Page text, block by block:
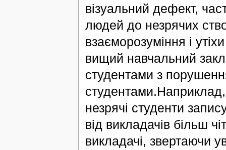
візуальний дефект,
людей до незрячих
взаєморозуміння і
вищий навчальний
студентами з
незрячі студенти
від викладачів більш
викладачі, звертаючи